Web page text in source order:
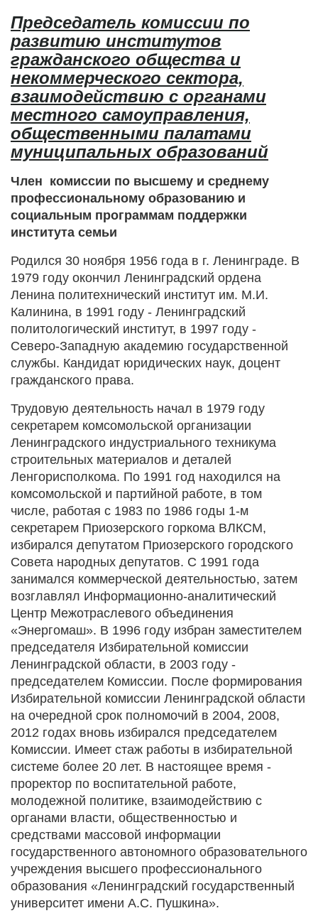
Председатель комиссии по
развитию институтов
гражданского общества и
некоммерческого сектора,
взаимодействию с органами
местного самоуправления,
общественными палатами
муниципальных образований
Член комиссии по высшему и среднему
профессиональному образованию и
социальным программам поддержки
института семьи
Родился 30 ноября 1956 года в г. Ленинграде. В
1979 году окончил Ленинградский ордена
Ленина политехнический институт им. М.И.
Калинина, в 1991 году - Ленинградский
политологический институт, в 1997 году -
Северо-Западную академию государственной
службы. Кандидат юридических наук, доцент
гражданского права.
Трудовую деятельность начал в 1979 году
секретарем комсомольской организации
Ленинградского индустриального техникума
строительных материалов и деталей
Ленгорисполкома. По 1991 год находился на
комсомольской и партийной работе, в том
числе, работая с 1983 по 1986 годы 1-м
секретарем Приозерского горкома ВЛКСМ,
избирался депутатом Приозерского городского
Совета народных депутатов. С 1991 года
занимался коммерческой деятельностью, затем
возглавлял Информационно-аналитический
Центр Межотраслевого объединения
«Энергомаш». В 1996 году избран заместителем
председателя Избирательной комиссии
Ленинградской области, в 2003 году -
председателем Комиссии. После формирования
Избирательной комиссии Ленинградской области
на очередной срок полномочий в 2004, 2008,
2012 годах вновь избирался председателем
Комиссии. Имеет стаж работы в избирательной
системе более 20 лет. В настоящее время -
проректор по воспитательной работе,
молодежной политике, взаимодействию с
органами власти, общественностью и
средствами массовой информации
государственного автономного образовательного
учреждения высшего профессионального
образования «Ленинградский государственный
университет имени А.С. Пушкина».